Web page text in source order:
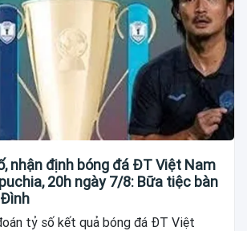
nhận định bóng đá ĐT Việt Nam
20h ngày 7/8: Bữa tiệc bàn
tỷ số kết quả bóng đá ĐT Việt